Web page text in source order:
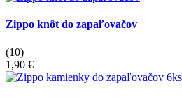
Zippo knôt do zapaľovačov
(10)
1,90 €